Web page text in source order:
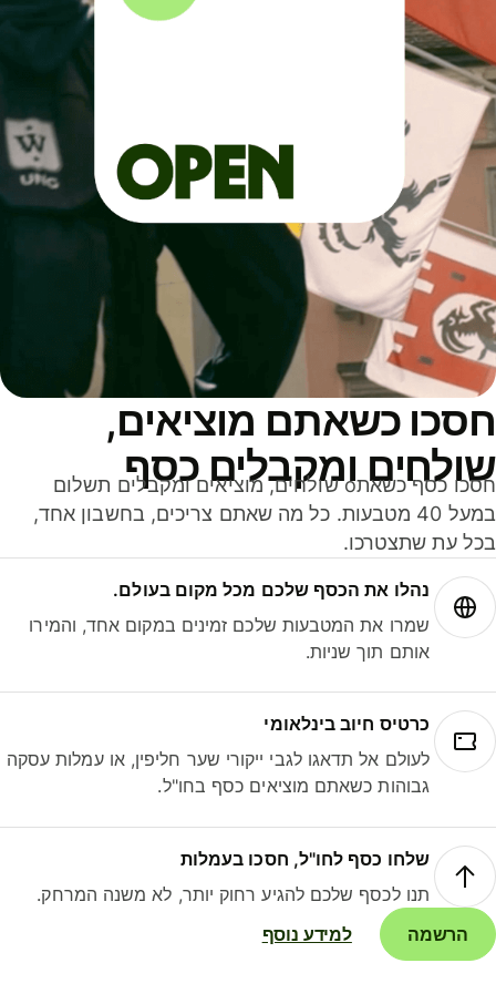
כשאתם מוציאים,
ומקבלים כסף
חסכו כסף כשאתo שולחים, מוציאים ומקבלים תשלום
במעל 40 מטבעות. כל מה שאתם צריכים, בחשבון אחד,
עת שתצטרכו.
נהלו את הכסף שלכם מכל מקום בעולם.
שמרו את המטבעות שלכם זמינים במקום אחד, והמירו
אותם תוך שניות.
כרטיס חיוב בינלאומי
לעולם אל תדאגו לגבי ייקורי שער חליפין, או עמלות עסקה
גבוהות כשאתם מוציאים כסף בחו"ל.
שלחו כסף לחו"ל, חסכו בעמלות
תנו לכסף שלכם להגיע רחוק יותר, לא משנה המרחק.
הרשמה
למידע נוסף